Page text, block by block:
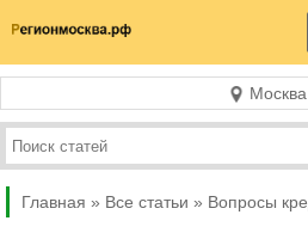
Москва
Главная » Все статьи » Вопросы